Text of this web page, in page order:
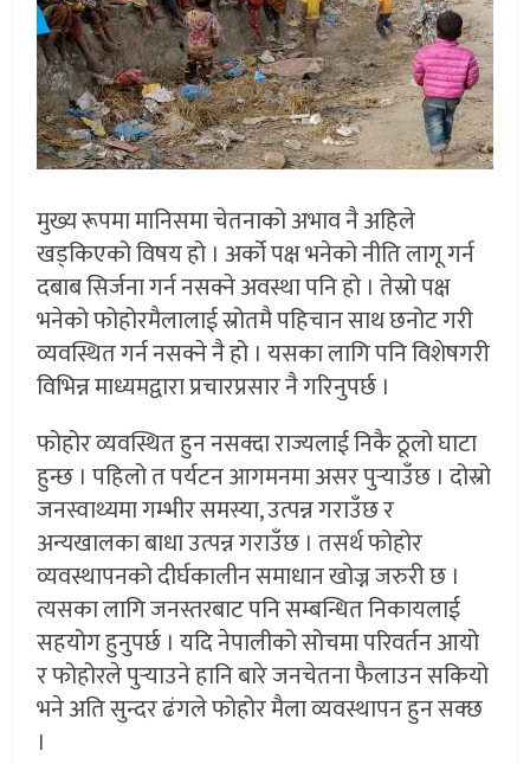
मुख्य रूपमा मानिसमा चेतनाको अभाव नै अहिले
खड्किएको विषय हो । अर्को पक्ष भनेको नीति लागू गर्न
दबाब सिर्जना गर्न नसक्ने अवस्था पनि हो । तेस्रो पक्ष
भनेको फोहोरमैलालाई स्रोतमै पहिचान साथ छनोट गरी
व्यवस्थित गर्न नसक्ने नै हो । यसका लागि पनि विशेषगरी
विभिन्न माध्यमद्वारा प्रचारप्रसार नै गरिनुपर्छ ।
फोहोर व्यवस्थित हुन नसक्दा राज्यलाई निकै ठूलो घाटा
हुन्छ । पहिलो त पर्यटन आगमनमा असर पुर्‍याउँछ । दोस्रो
जनस्वाथ्यमा गम्भीर समस्या, उत्पन्न गराउँछ र
अन्यखालका बाधा उत्पन्न गराउँछ । तसर्थ फोहोर
व्यवस्थापनको दीर्घकालीन समाधान खोज्न जरुरी छ ।
त्यसका लागि जनस्तरबाट पनि सम्बन्धित निकायलाई
सहयोग हुनुपर्छ । यदि नेपालीको सोचमा परिवर्तन आयो
र फोहोरले पुर्‍याउने हानि बारे जनचेतना फैलाउन सकियो
भने अति सुन्दर ढंगले फोहोर मैला व्यवस्थापन हुन सक्छ
।